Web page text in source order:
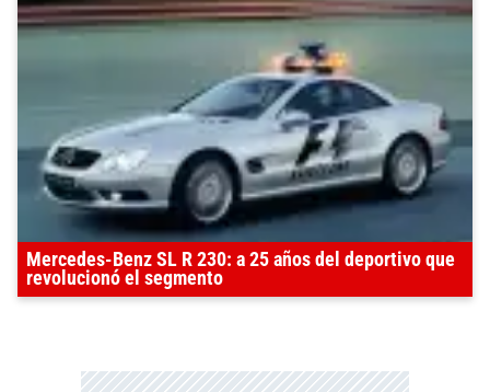
Mercedes-Benz SL R 230: a 25 años del deportivo que
revolucionó el segmento